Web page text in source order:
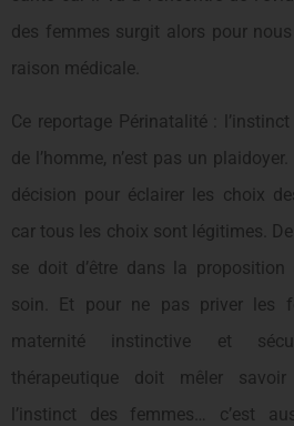
des femmes surgit alors pour
raison médicale.
Ce reportage Périnatalité :
de l’homme, n’est pas un
décision pour éclairer les choix
car tous les choix sont légitimes.
se doit d’être dans la proposition
soin. Et pour ne pas priver les
maternité instinctive et
thérapeutique doit mêler
l’instinct des femmes… c’est